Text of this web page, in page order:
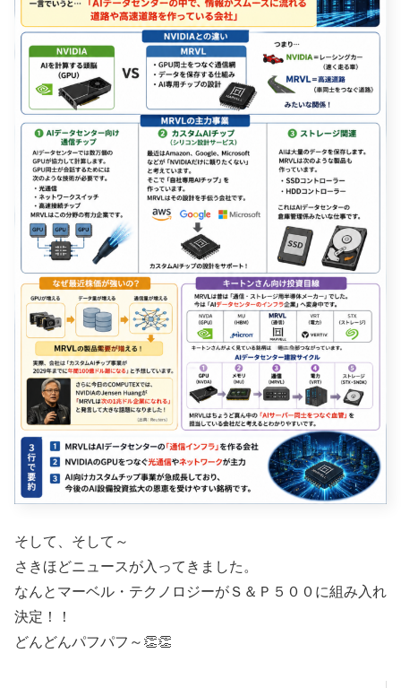
そして、そして～
さきほどニュースが入ってきました。
なんとマーベル・テクノロジーがＳ＆Ｐ５００に組み入れ
決定！！
どんどんパフパフ～👏👏